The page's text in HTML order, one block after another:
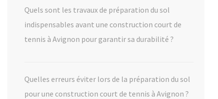
Quels sont les travaux de préparation du sol
indispensables avant une construction court de
tennis à Avignon pour garantir sa durabilité ?
Quelles erreurs éviter lors de la préparation du sol
pour une construction court de tennis à Avignon ?